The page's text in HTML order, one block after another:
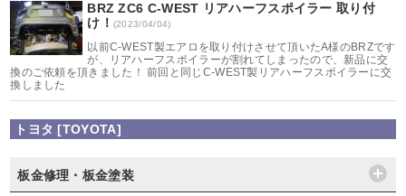
BRZ ZC6 C-WEST リアハーフスポイラー 取り付
け！ (2023/04/04)
以前C-WEST製エアロを取り付けさせて頂いたA様のBRZです
が、リアハーフスポイラーが割れてしまったので、新品に交
換のご依頼を頂きました！ 前回と同じC-WEST製リアハーフスポイラーに交
換しました
トヨタ [TOYOTA]
板金修理・板金塗装